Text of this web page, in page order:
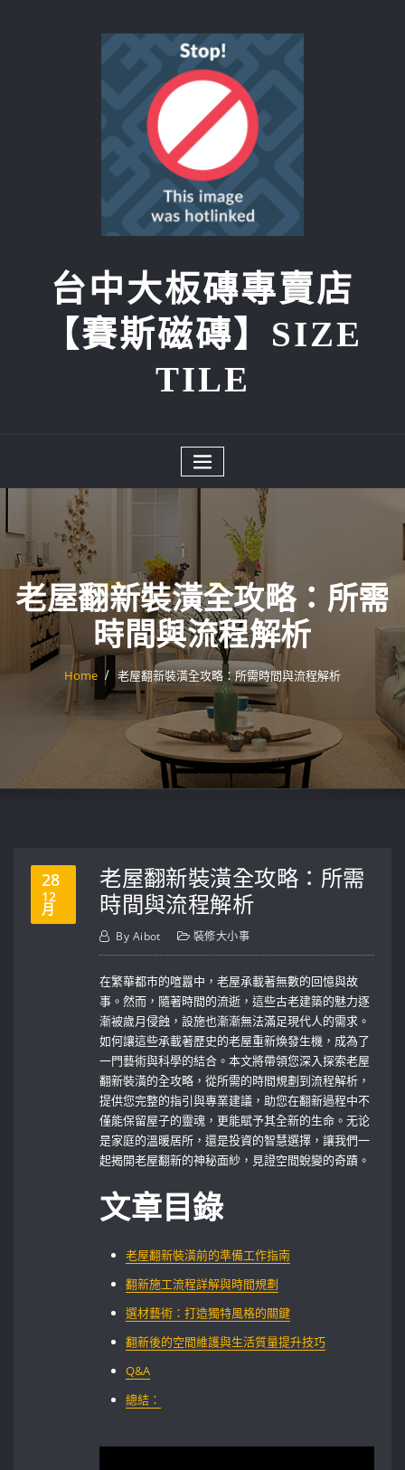
台中大板磚專賣店
【賽斯磁磚】SIZE
TILE
老屋翻新裝潢全攻略：所需
時間與流程解析
Home 老屋翻新裝潢全攻略：所需時間與流程解析
28
12
月
老屋翻新裝潢全攻略：所需
時間與流程解析
By Aibot 裝修大小事
在繁華都市的喧囂中，老屋承載著無數的回憶與故
事。然而，隨著時間的流逝，這些古老建築的魅力逐
漸被歲月侵蝕，設施也漸漸無法滿足現代人的需求。
如何讓這些承載著歷史的老屋重新煥發生機，成為了
一門藝術與科學的結合。本文將帶領您深入探索老屋
翻新裝潢的全攻略，從所需的時間規劃到流程解析，
提供您完整的指引與專業建議，助您在翻新過程中不
僅能保留屋子的靈魂，更能賦予其全新的生命。无论
是家庭的溫暖居所，還是投資的智慧選擇，讓我們一
起揭開老屋翻新的神秘面紗，見證空間蛻變的奇蹟。
文章目錄
老屋翻新裝潢前的準備工作指南
翻新施工流程詳解與時間規劃
選材藝術：打造獨特風格的關鍵
翻新後的空間維護與生活質量提升技巧
Q&A
總結：